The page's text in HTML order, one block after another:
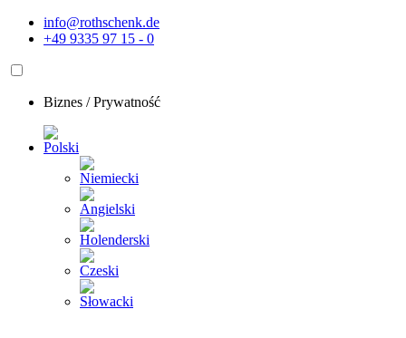
Przejdźinfo@rothschenk.de
+49 9335 97 15 - 0
Biznes /Prywatność